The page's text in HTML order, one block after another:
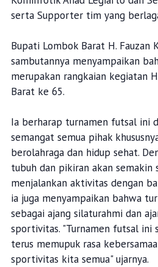
serta Supporter tim yang
Bupati Lombok Barat H. Fauzan
sambutannya menyampaikan
merupakan rangkaian kegiatan
Barat ke 65.
Ia berharap turnamen futsal ini
semangat semua pihak
berolahraga dan hidup sehat.
tubuh dan pikiran akan semakin
menjalankan aktivitas dengan
ia juga menyampaikan bahwa
sebagai ajang silaturahmi dan
sportivitas. "Turnamen futsal ini
terus memupuk rasa
sportivitas kita semua" ujarnya.